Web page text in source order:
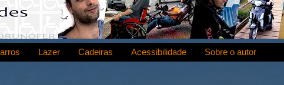
Lazer Cadeiras Acessibilidade Sobre o autor